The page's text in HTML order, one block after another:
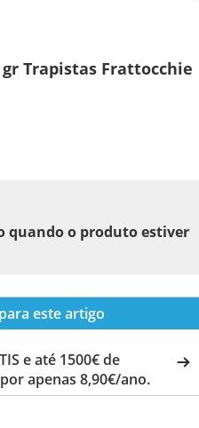
Trapistas Frattocchie
quando o produto estiver
este artigo
e até 1500€ de
apenas 8,90€/ano.